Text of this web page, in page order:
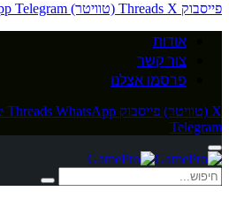
פייסבוק
Threads X (טוויטר) Telegram
אודות
צור קשר
פרסמו אצלנו
X (טוויטר) פייסבוק Threads WhatsApp
Telegram